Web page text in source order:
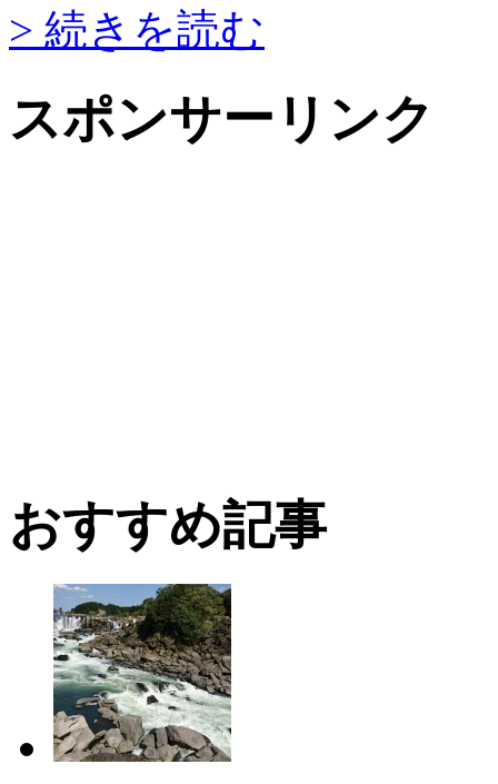
> 続きを読む
スポンサーリンク
おすすめ記事